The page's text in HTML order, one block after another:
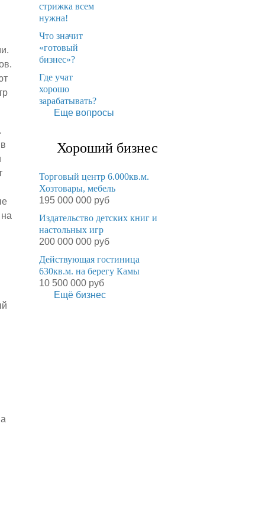
стрижка всем
нужна!
​Что значит
«готовый
бизнес»?
​Где учат
хорошо
зарабатывать?
Еще вопросы
Хороший бизнес
Торговый центр 6.000кв.м.
Хозтовары, мебель
195 000 000 руб
Издательство детских книг и
настольных игр
200 000 000 руб
Действующая гостиница
630кв.м. на берегу Камы
10 500 000 руб
Ещё бизнес